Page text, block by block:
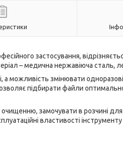
застосування,
– медична нержавіюча сталь,
можливість змінювати
підбирати файли
замочувати в розчині для
властивості